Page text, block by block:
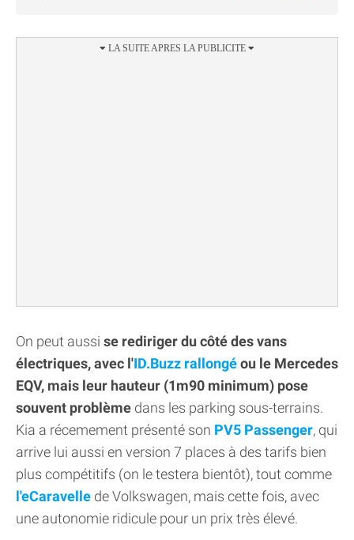
On peut aussi se rediriger du côté des vans
électriques, avec l'ID.Buzz rallongéou le Mercedes
EQV, mais leur hauteur (1m90 minimum) pose
souvent problème dans les parking sous-terrains.
Kia a récemement présenté son PV5 Passenger, qui
arrive lui aussi en version 7 places à des tarifs bien
plus compétitifs (on le testera bientôt), tout comme
l'eCaravelle de Volkswagen, mais cette fois, avec
une autonomie ridicule pour un prix très élevé.